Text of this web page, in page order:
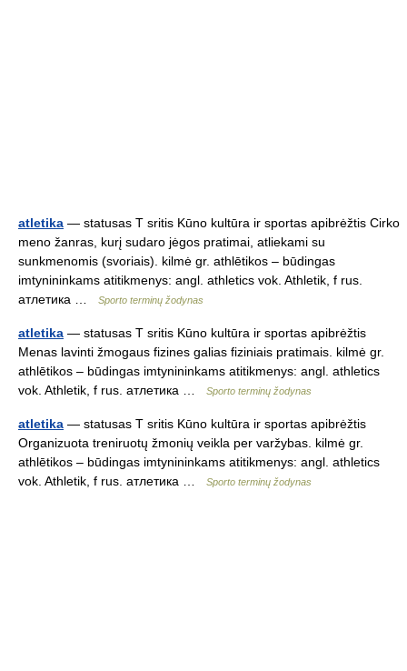
atletika — statusas T sritis Kūno kultūra ir sportas apibrėžtis Cirko
meno žanras, kurį sudaro jėgos pratimai, atliekami su
sunkmenomis (svoriais). kilmė gr. athlētikos – būdingas
imtynininkams atitikmenys: angl. athletics vok. Athletik, f rus.
атлетика …
Sporto terminų žodynas
atletika — statusas T sritis Kūno kultūra ir sportas apibrėžtis
Menas lavinti žmogaus fizines galias fiziniais pratimais. kilmė gr.
athlētikos – būdingas imtynininkams atitikmenys: angl. athletics
vok. Athletik, f rus. атлетика …
Sporto terminų žodynas
atletika — statusas T sritis Kūno kultūra ir sportas apibrėžtis
Organizuota treniruotų žmonių veikla per varžybas. kilmė gr.
athlētikos – būdingas imtynininkams atitikmenys: angl. athletics
vok. Athletik, f rus. атлетика …
Sporto terminų žodynas